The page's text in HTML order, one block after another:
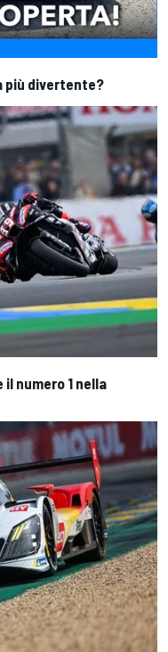
più divertente?
il numero 1 nella